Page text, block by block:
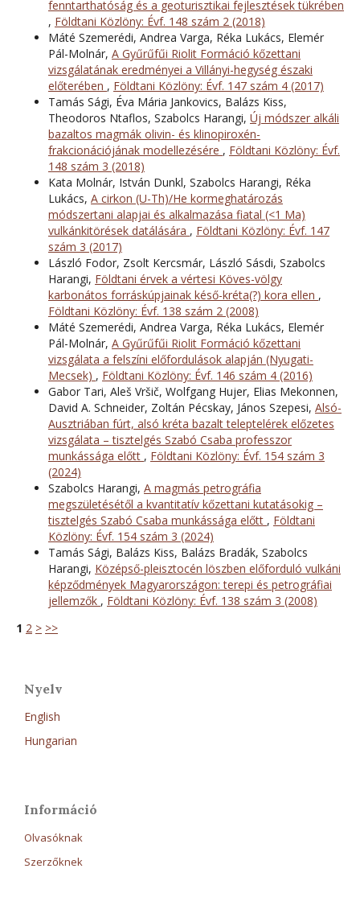
fenntarthatóság és a geoturisztikai fejlesztések tükrében
, Földtani Közlöny: Évf. 148 szám 2 (2018)
Máté Szemerédi, Andrea Varga, Réka Lukács, Elemér
Pál-Molnár, A Gyűrűfűi Riolit Formáció kőzettani
vizsgálatának eredményei a Villányi-hegység északi
előterében , Földtani Közlöny: Évf. 147 szám 4 (2017)
Tamás Sági, Éva Mária Jankovics, Balázs Kiss,
Theodoros Ntaflos, Szabolcs Harangi, Új módszer alkáli
bazaltos magmák olivin- és klinopiroxén-
frakcionációjának modellezésére , Földtani Közlöny: Évf.
148 szám 3 (2018)
Kata Molnár, István Dunkl, Szabolcs Harangi, Réka
Lukács, A cirkon (U-Th)/He kormeghatározás
módszertani alapjai és alkalmazása fiatal (<1 Ma)
vulkánkitörések datálására , Földtani Közlöny: Évf. 147
szám 3 (2017)
László Fodor, Zsolt Kercsmár, László Sásdi, Szabolcs
Harangi, Földtani érvek a vértesi Köves-völgy
karbonátos forráskúpjainak késő-kréta(?) kora ellen ,
Földtani Közlöny: Évf. 138 szám 2 (2008)
Máté Szemerédi, Andrea Varga, Réka Lukács, Elemér
Pál-Molnár, A Gyűrűfűi Riolit Formáció kőzettani
vizsgálata a felszíni előfordulások alapján (Nyugati-
Mecsek) , Földtani Közlöny: Évf. 146 szám 4 (2016)
Gabor Tari, Aleš Vršič, Wolfgang Hujer, Elias Mekonnen,
David A. Schneider, Zoltán Pécskay, János Szepesi, Alsó-
Ausztriában fúrt, alsó kréta bazalt teleptelérek előzetes
vizsgálata – tisztelgés Szabó Csaba professzor
munkássága előtt , Földtani Közlöny: Évf. 154 szám 3
(2024)
Szabolcs Harangi, A magmás petrográfia
megszületésétől a kvantitatív kőzettani kutatásokig –
tisztelgés Szabó Csaba munkássága előtt , Földtani
Közlöny: Évf. 154 szám 3 (2024)
Tamás Sági, Balázs Kiss, Balázs Bradák, Szabolcs
Harangi, Középső-pleisztocén löszben előforduló vulkáni
képződmények Magyarországon: terepi és petrográfiai
jellemzők , Földtani Közlöny: Évf. 138 szám 3 (2008)
1 2 > >>
Nyelv
English
Hungarian
Információ
Olvasóknak
Szerzőknek